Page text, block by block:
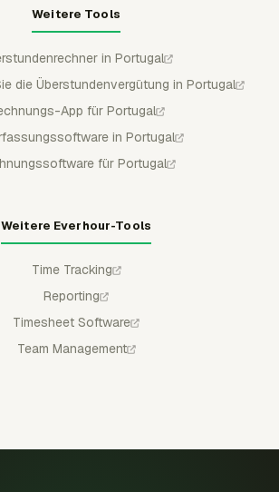
Weitere Tools
in Portugal
die Überstundenvergütung in Portugal
App für Portugal
in Portugal
für Portugal
Weitere Everhour-Tools
Time Tracking
Reporting
Timesheet Software
Team Management